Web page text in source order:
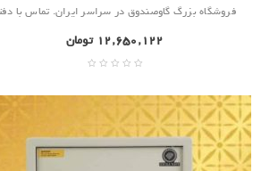
فروشگاه بزرگ گاوصندوق در سراسر ایران. تماس با
۱۲,۶۵۰,۱۲۲ تومان